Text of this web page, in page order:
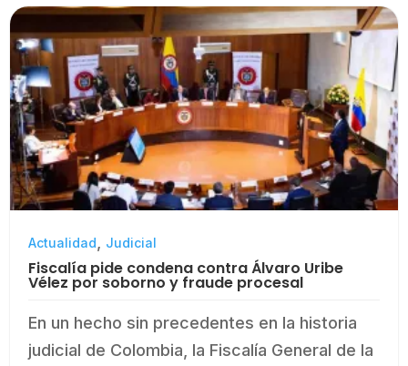
Actualidad Judicial
Fiscalía pide condena contra Álvaro Uribe
Vélez por soborno y fraude procesal
En un hecho sin precedentes en la historia
judicial de Colombia, la Fiscalía General de la